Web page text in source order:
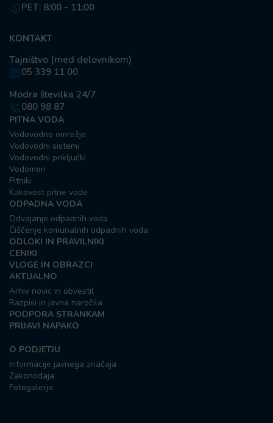
PET: 8:00 - 11:00
KONTAKT
Tajništvo (med delovnikom)
05 339 11 00
Modra številka 24/7
080 98 87
PITNA VODA
Vodovodno omrežje
Vodovodni sistemi
Vodovodni priključki
Vodomeri
Pitniki
Kakovost pitne vode
ODPADNA VODA
Odvajanje odpadnih voda
Čiščenje komunalnih odpadnih voda
ODLOKI IN PRAVILNIKI
CENIKI
VLOGE IN OBRAZCI
AKTUALNO
Arhiv novic in obvestil
Razpisi in javna naročila
PODPORA STRANKAM
PRIJAVI NAPAKO
O PODJETJU
Informacije javnega značaja
Zakonodaja
Fotogalerja